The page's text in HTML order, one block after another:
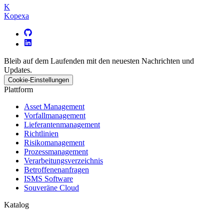
K
Kopexa
Bleib auf dem Laufenden mit den neuesten Nachrichten und
Updates.
Cookie-Einstellungen
Plattform
Asset Management
Vorfallmanagement
Lieferantenmanagement
Richtlinien
Risikomanagement
Prozessmanagement
Verarbeitungsverzeichnis
Betroffenenanfragen
ISMS Software
Souveräne Cloud
Katalog